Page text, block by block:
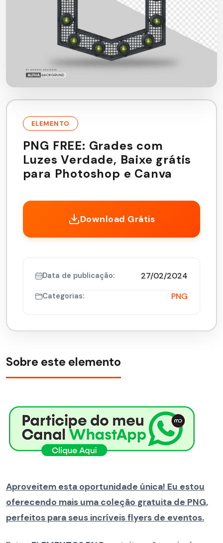
ELEMENTO
PNG FREE: Grades com
Luzes Verdade, Baixe grátis
para Photoshop e Canva
Download Grátis
Data de publicação: 27/02/2024
Categorias: PNG
Sobre este elemento
Aproveitem esta oportunidade única! Eu estou
oferecendo mais uma coleção gratuita de PNG,
perfeitos para seus incríveis flyers de eventos.